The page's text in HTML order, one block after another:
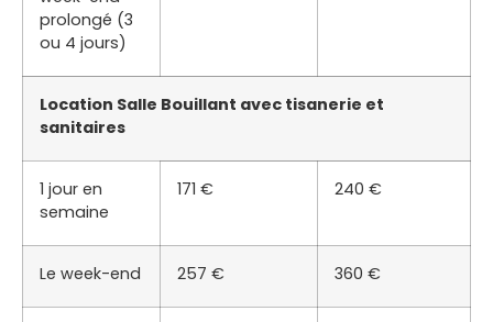
prolongé (3
ou 4 jours)
Location Salle Bouillant avec tisanerie et
sanitaires
1 jour en
semaine
171 € 240 €
Le week-end 257 € 360 €